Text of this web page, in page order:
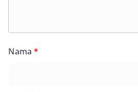
Nama *